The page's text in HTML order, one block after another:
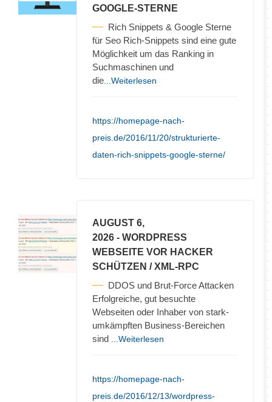
GOOGLE-STERNE
Rich Snippets & Google Sterne
für Seo Rich-Snippets sind eine gute
Möglichkeit um das Ranking in
Suchmaschinen und
die ...Weiterlesen
https://homepage-nach-
preis.de/2016/11/20/strukturierte-
daten-rich-snippets-google-sterne/
AUGUST 6,
2026 - WORDPRESS
WEBSEITE VOR HACKER
SCHÜTZEN / XML-RPC
DDOS und Brut-Force Attacken
Erfolgreiche, gut besuchte
Webseiten oder Inhaber von stark-
umkämpften Business-Bereichen
sind
...Weiterlesen
https://homepage-nach-
preis.de/2016/12/13/wordpress-